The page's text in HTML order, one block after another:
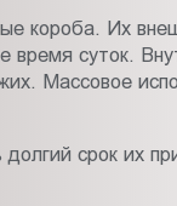
короба. Их
время суток.
Массовое
срок их